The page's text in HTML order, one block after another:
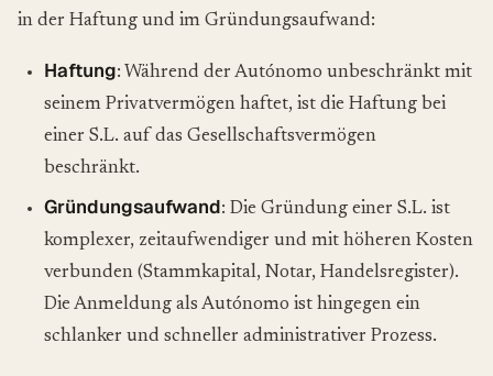
in der Haftung und im Gründungsaufwand:
Haftung: Während der Autónomo unbeschränkt mit
seinem Privatvermögen haftet, ist die Haftung bei
einer S.L. auf das Gesellschaftsvermögen
beschränkt.
Gründungsaufwand: Die Gründung einer S.L. ist
komplexer, zeitaufwendiger und mit höheren Kosten
verbunden (Stammkapital, Notar, Handelsregister).
Die Anmeldung als Autónomo ist hingegen ein
schlanker und schneller administrativer Prozess.